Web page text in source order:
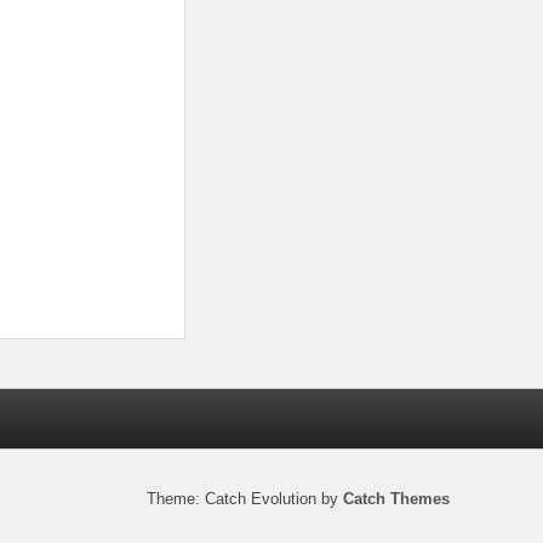
Theme: Catch Evolution by Catch Themes